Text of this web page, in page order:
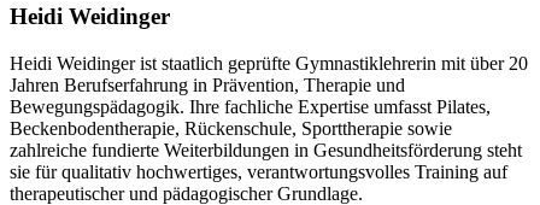
Heidi Weidinger
Heidi Weidinger ist staatlich geprüfte Gymnastiklehrerin mit über 20
Jahren Berufserfahrung in Prävention, Therapie und
Bewegungspädagogik. Ihre fachliche Expertise umfasst Pilates,
Beckenbodentherapie, Rückenschule, Sporttherapie sowie
zahlreiche fundierte Weiterbildungen in Gesundheitsförderung steht
sie für qualitativ hochwertiges, verantwortungsvolles Training auf
therapeutischer und pädagogischer Grundlage.